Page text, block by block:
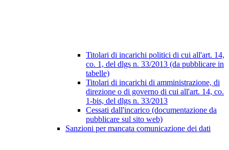
Titolari di incarichi politici di cui all'art. 14,
co. 1, del dlgs n. 33/2013 (da pubblicare in
tabelle)
Titolari di incarichi di amministrazione, di
direzione o di governo di cui all'art. 14, co.
1-bis, del dlgs n. 33/2013
Cessati dall'incarico (documentazione da
pubblicare sul sito web)
Sanzioni per mancata comunicazione dei dati